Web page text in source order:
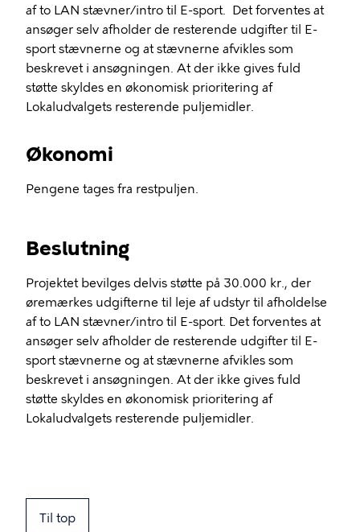
af to LAN stævner/intro til E-sport. Det forventes at
ansøger selv afholder de resterende udgifter til E-
sport stævnerne og at stævnerne afvikles som
beskrevet i ansøgningen. At der ikke gives fuld
støtte skyldes en økonomisk prioritering af
Lokaludvalgets resterende puljemidler.
Økonomi
Pengene tages fra restpuljen.
Beslutning
Projektet bevilges delvis støtte på 30.000 kr., der
øremærkes udgifterne til leje af udstyr til afholdelse
af to LAN stævner/intro til E-sport. Det forventes at
ansøger selv afholder de resterende udgifter til E-
sport stævnerne og at stævnerne afvikles som
beskrevet i ansøgningen. At der ikke gives fuld
støtte skyldes en økonomisk prioritering af
Lokaludvalgets resterende puljemidler.
Til top